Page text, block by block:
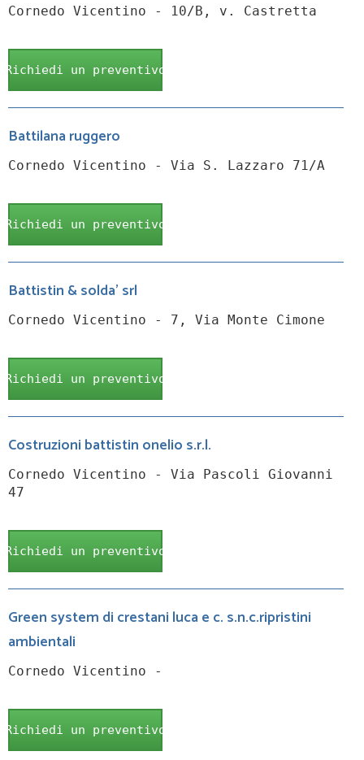
Cornedo Vicentino - 10/B, v. Castretta
Richiedi un preventivo
Battilana ruggero
Cornedo Vicentino - Via S. Lazzaro 71/A
Richiedi un preventivo
Battistin & solda' srl
Cornedo Vicentino - 7, Via Monte Cimone
Richiedi un preventivo
Costruzioni battistin onelio s.r.l.
Cornedo Vicentino - Via Pascoli Giovanni
47
Richiedi un preventivo
Green system di crestani luca e c. s.n.c.ripristini
ambientali
Cornedo Vicentino -
Richiedi un preventivo